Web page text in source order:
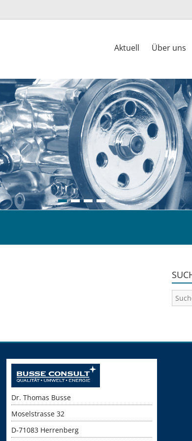
Aktuell Über uns
Dr. Thomas Busse
Moselstrasse 32
D-71083 Herrenberg